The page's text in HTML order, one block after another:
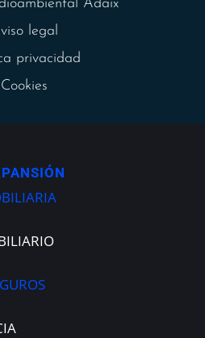
Adaix
legal
privacidad
Cookies